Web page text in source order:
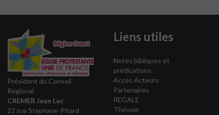
Président du Conseil
Régional
CREMER Jean Luc
22 rue Stéphane-Pitard
Liens utiles
Notes bibliques et
prédications
Accès Acteurs
Partenaires
REGALE
Théovie